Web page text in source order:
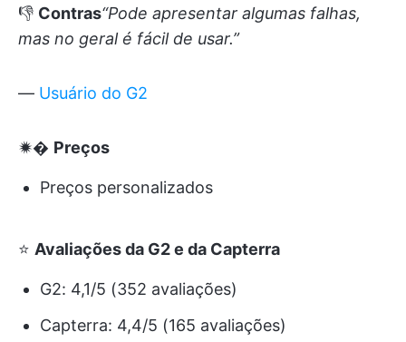
👎 Contras“Pode apresentar algumas falhas,
mas no geral é fácil de usar.”
— Usuário do G2
🟒� Preços
Preços personalizados
⭐ Avaliações da G2 e da Capterra
G2: 4,1/5 (352 avaliações)
Capterra: 4,4/5 (165 avaliações)